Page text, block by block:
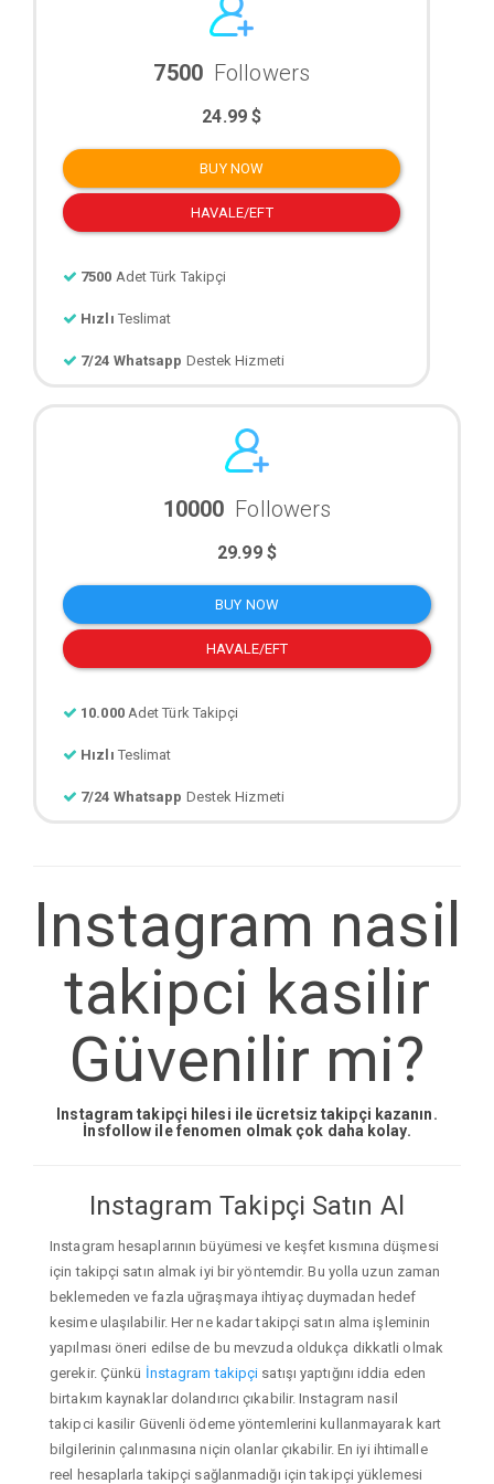
7500 Followers
24.99 $
BUY NOW
HAVALE/EFT
7500 Adet Türk Takipçi
Hızlı Teslimat
7/24 Whatsapp Destek Hizmeti
10000 Followers
29.99 $
BUY NOW
HAVALE/EFT
10.000 Adet Türk Takipçi
Hızlı Teslimat
7/24 Whatsapp Destek Hizmeti
Instagram nasil
takipci kasilir
Güvenilir mi?
Instagram takipçi hilesi ile ücretsiz takipçi kazanın.
İnsfollow ile fenomen olmak çok daha kolay.
Instagram Takipçi Satın Al
Instagram hesaplarının büyümesi ve keşfet kısmına düşmesi
için takipçi satın almak iyi bir yöntemdir. Bu yolla uzun zaman
beklemeden ve fazla uğraşmaya ihtiyaç duymadan hedef
kesime ulaşılabilir. Her ne kadar takipçi satın alma işleminin
yapılması öneri edilse de bu mevzuda oldukça dikkatli olmak
gerekir. Çünkü İnstagram takipçi satışı yaptığını iddia eden
birtakım kaynaklar dolandırıcı çıkabilir. Instagram nasil
takipci kasilir Güvenli ödeme yöntemlerini kullanmayarak kart
bilgilerinin çalınmasına niçin olanlar çıkabilir. En iyi ihtimalle
reel hesaplarla takipçi sağlanmadığı için takipçi yüklemesi